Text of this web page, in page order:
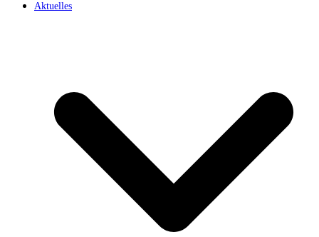
Aktuelles